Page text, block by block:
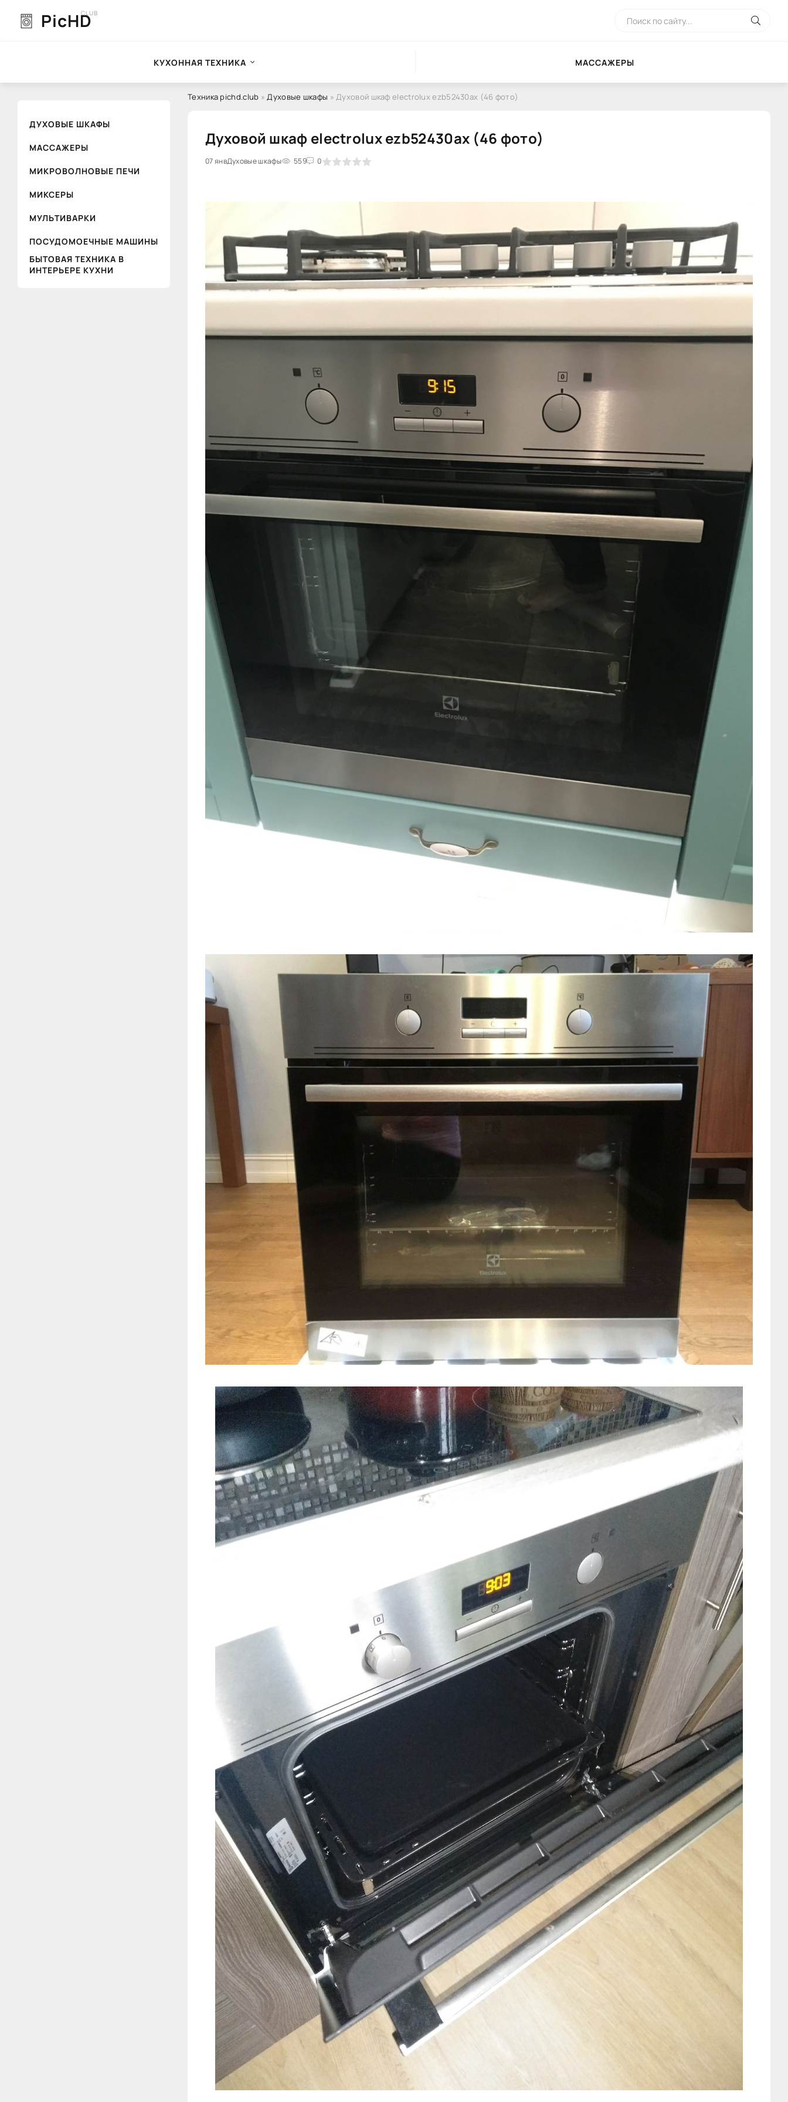
PicHD
CLUB
КУХОННАЯ ТЕХНИКА МАССАЖЕРЫ
ДУХОВЫЕ ШКАФЫ
МАССАЖЕРЫ
МИКРОВОЛНОВЫЕ ПЕЧИ
МИКСЕРЫ
МУЛЬТИВАРКИ
ПОСУДОМОЕЧНЫЕ МАШИНЫ
БЫТОВАЯ ТЕХНИКА В
ИНТЕРЬЕРЕ КУХНИ
Техника pichd.club »Духовые шкафы » Духовой шкаф electrolux ezb52430ax (46 фото)
Духовой шкаф electrolux ezb52430ax (46 фото)
07 янвДуховые шкафы 559 0
0 1 2 3 4 5